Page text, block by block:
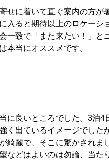
せに着いて直ぐ案内の方が
入ると期待以上のロケーシ
一致で「また来たい！」と
本当にオススメです。
に良いところでした。3泊4
く出ているイメージでした
綺麗で、そこに驚かされま
などはよいのは勿論、当た